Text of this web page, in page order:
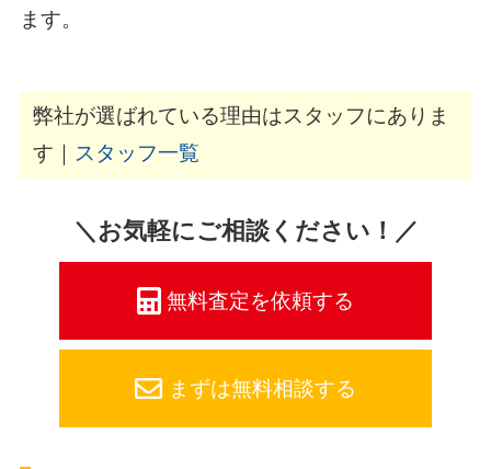
ます。
弊社が選ばれている理由はスタッフにありま
す｜ スタッフ一覧
＼お気軽にご相談ください！／
無料査定を依頼する
まずは無料相談する